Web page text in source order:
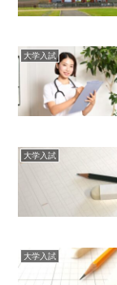
大学入試
大学入試
大学入試